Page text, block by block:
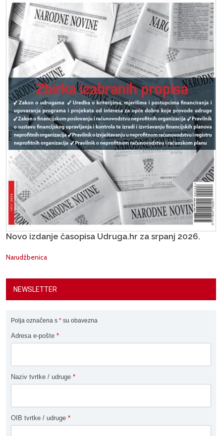
Novo izdanje časopisa Udruga.hr za srpanj 2026.
Narudžbenica
NEWSLETTER
Polja označena s * su obavezna
Adresa e-pošte *
Naziv tvrtke / udruge *
OIB tvrtke / udruge *